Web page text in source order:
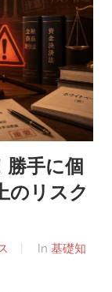
手に個
のリスク
In 基礎知